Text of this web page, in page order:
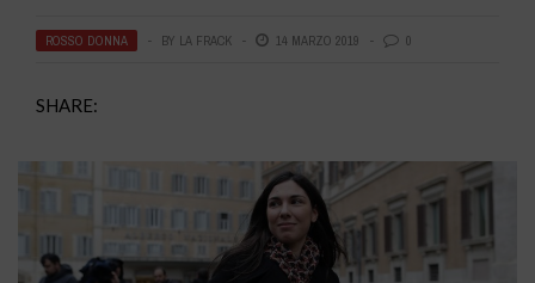
ROSSO DONNA BY LA FRACK 14 MARZO 2019 0
SHARE: